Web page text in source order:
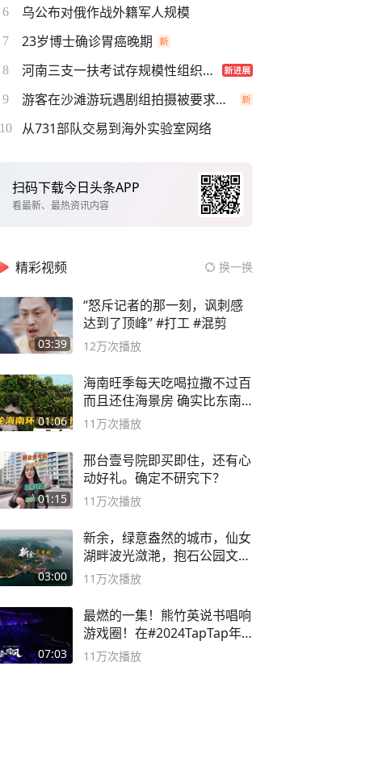
6 乌公布对俄作战外籍军人规模
7 23岁博士确诊胃癌晚期
8 河南三支一扶考试存规模性组织作弊
9 游客在沙滩游玩遇剧组拍摄被要求离开
10 从731部队交易到海外实验室网络
扫码下载今日头条APP
看最新、最热资讯内容
精彩视频 换一换
03:39
“怒斥记者的那一刻，讽刺感
达到了顶峰” #打工 #混剪
12万次播放
01:06
海南旺季每天吃喝拉撒不过百
而且还住海景房 确实比东南
亚合适
11万次播放
01:15
邢台壹号院即买即住，还有心
动好礼。确定不研究下？
11万次播放
03:00
新余，绿意盎然的城市，仙女
湖畔波光潋滟，抱石公园文化
深邃……
11万次播放
07:03
最燃的一集！熊竹英说书唱响
游戏圈！在#2024TapTap年
度游戏大赏
11万次播放